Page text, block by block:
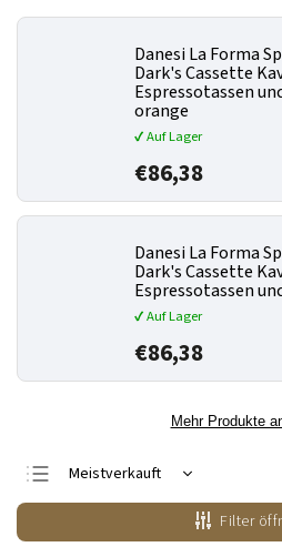
Danesi La Forma
Dark's Cassette
Espressotassen
orange
✔ Auf Lager
€86,38
Danesi La Forma
Dark's Cassette
Espressotassen
✔ Auf Lager
€86,38
Mehr Produkte
Meistverkauft
Günstigste
Teuerste
Filter